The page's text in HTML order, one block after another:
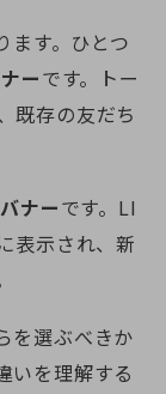
ます。ひとつ
ーです。トー
既存の友だち
ナーです。LI
表示され、新
を選ぶべきか
いを理解する